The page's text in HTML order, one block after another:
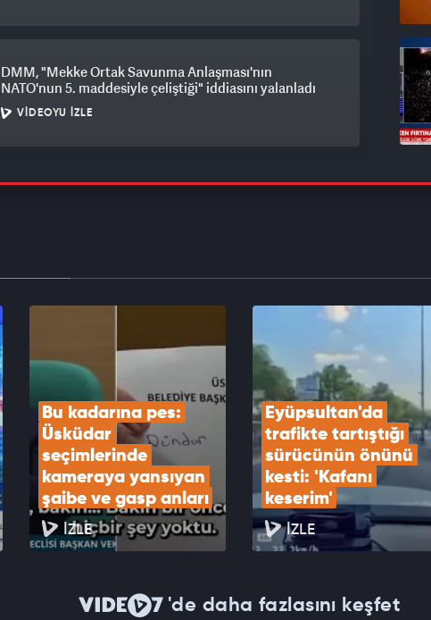
DMM, "Mekke Ortak Savunma Anlaşması'nın
NATO'nun 5. maddesiyle çeliştiği" iddiasını yalanladı
VIDEOYU İZLE
Dışişleri Bakanlığı Sözcüsü Keçeli'den Yunanistan'ın
Turizm Özel Mekansal Çerçevesi'ne ilişkin açıklama
Bu kadarına pes:
Üsküdar
seçimlerinde
kameraya yansıyan
şaibe ve gasp anları
İZLE
Eyüpsultan'da
trafikte tartıştığı
sürücünün önünü
kesti: 'Kafanı
keserim'
İZLE
'de daha fazlasını keşfet